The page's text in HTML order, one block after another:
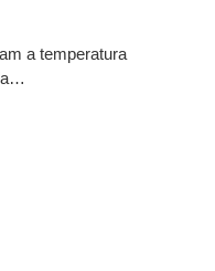
a temperatura